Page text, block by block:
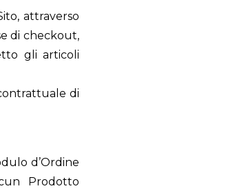
attraverso
di checkout,
gli articoli
di
d’Ordine
Prodotto